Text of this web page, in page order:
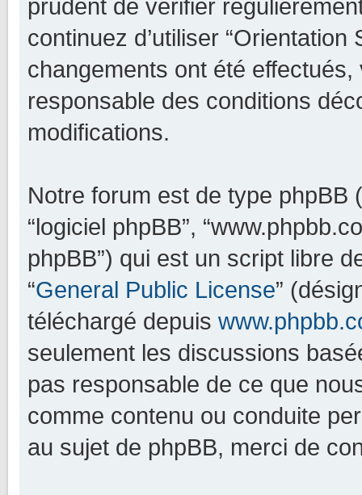
prudent de vérifier
continuez d’utiliser
changements ont été
responsable des conditions
modifications.
Notre forum est de type phpBB
“logiciel phpBB”,
phpBB”) qui est un script libre
“General Public License”
téléchargé depuis
seulement les discussions
pas responsable de ce que
comme contenu ou conduite
au sujet de phpBB, merci de